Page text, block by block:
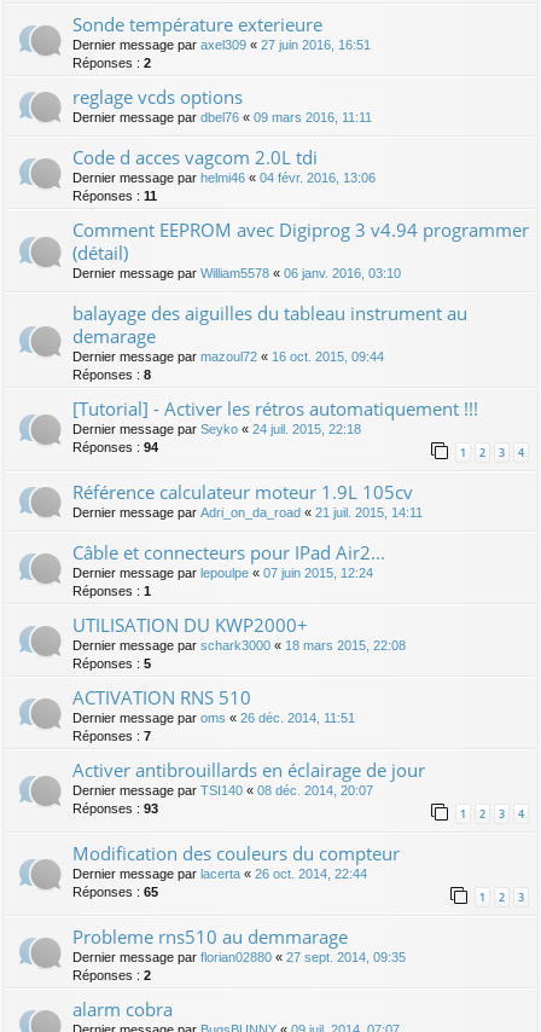
Sonde température exterieure
Dernier message par axel309 « 27 juin 2016, 16:51
Réponses : 2
reglage vcds options
Dernier message par dbel76 « 09 mars 2016, 11:11
Code d acces vagcom 2.0L tdi
Dernier message par helmi46 « 04 févr. 2016, 13:06
Réponses : 11
Comment EEPROM avec Digiprog 3 v4.94 programmer
(détail)
Dernier message par William5578 « 06 janv. 2016, 03:10
balayage des aiguilles du tableau instrument au
demarage
Dernier message par mazoul72 « 16 oct. 2015, 09:44
Réponses : 8
[Tutorial] - Activer les rétros automatiquement !!!
Dernier message par Seyko « 24 juil. 2015, 22:18
Réponses : 94 1 2 3 4
Référence calculateur moteur 1.9L 105cv
Dernier message par Adri_on_da_road « 21 juil. 2015, 14:11
Câble et connecteurs pour IPad Air2...
Dernier message par lepoulpe « 07 juin 2015, 12:24
Réponses : 1
UTILISATION DU KWP2000+
Dernier message par schark3000 « 18 mars 2015, 22:08
Réponses : 5
ACTIVATION RNS 510
Dernier message par oms « 26 déc. 2014, 11:51
Réponses : 7
Activer antibrouillards en éclairage de jour
Dernier message par TSI140 « 08 déc. 2014, 20:07
Réponses : 93 1 2 3 4
Modification des couleurs du compteur
Dernier message par lacerta « 26 oct. 2014, 22:44
Réponses : 65 1 2 3
Probleme rns510 au demmarage
Dernier message par florian02880 « 27 sept. 2014, 09:35
Réponses : 2
alarm cobra